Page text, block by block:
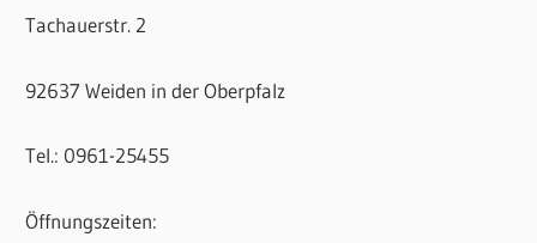
Tachauerstr. 2
92637 Weiden in der Oberpfalz
Tel.: 0961-25455
Öffnungszeiten: